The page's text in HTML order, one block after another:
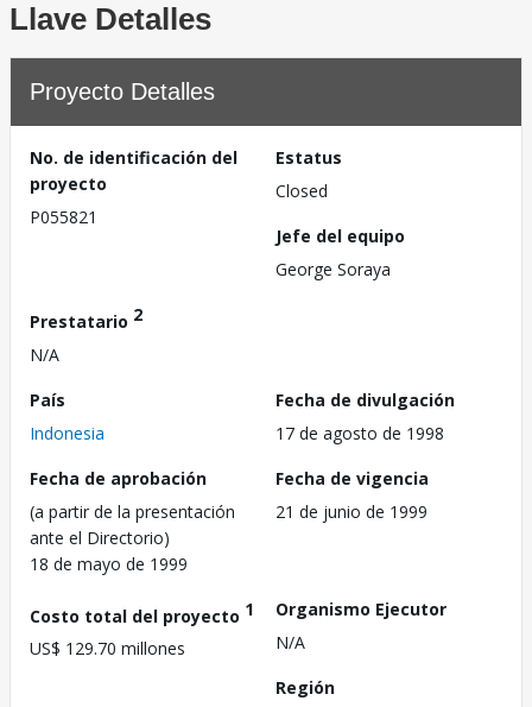
Llave Detalles
Proyecto Detalles
No. de identificación del
proyecto
P055821
Estatus
Closed
Jefe del equipo
George Soraya
Prestatario 2
N/A
País
Indonesia
Fecha de divulgación
17 de agosto de 1998
Fecha de aprobación
(a partir de la presentación
ante el Directorio)
18 de mayo de 1999
Fecha de vigencia
21 de junio de 1999
Costo total del proyecto 1
US$ 129.70 millones
Organismo Ejecutor
N/A
Región